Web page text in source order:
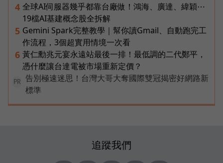
4 全球AI伺服器幾乎都靠台廠做！鴻海、廣達、緯穎⋯
19檔AI基建概念股全拆解
5 Gemini Spark完整教學｜幫你讀Gmail、自動跑完工
作流程，3個超實用情境一次看
6 黃仁勳兆元宴永遠站最後一排！最低調的二代鄭平，
憑什麼讓台達電被市場重新定價？
PR
告別極速迷思！台灣大哥大奪國際雙冠揭密好網路新
標準
追蹤我們